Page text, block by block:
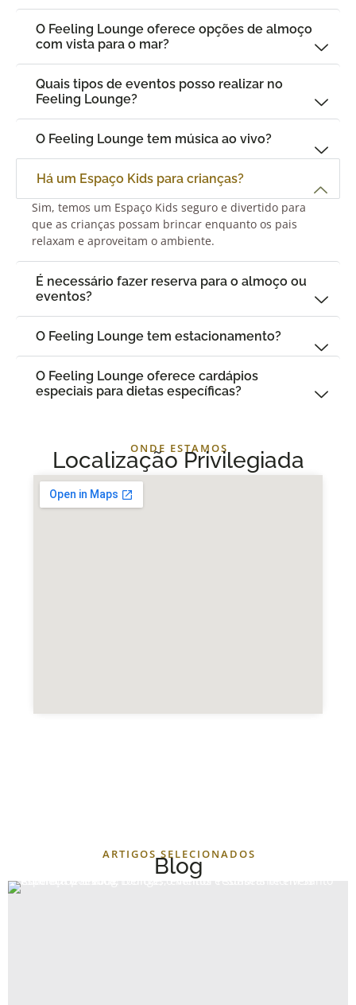
O Feeling Lounge oferece opções de almoço
com vista para o mar?
Quais tipos de eventos posso realizar no
Feeling Lounge?
O Feeling Lounge tem música ao vivo?
Há um Espaço Kids para crianças?
Sim, temos um Espaço Kids seguro e divertido para
que as crianças possam brincar enquanto os pais
relaxam e aproveitam o ambiente.
É necessário fazer reserva para o almoço ou
eventos?
O Feeling Lounge tem estacionamento?
O Feeling Lounge oferece cardápios
especiais para dietas específicas?
ONDE ESTAMOS
Localização Privilegiada
ARTIGOS SELECIONADOS
Blog